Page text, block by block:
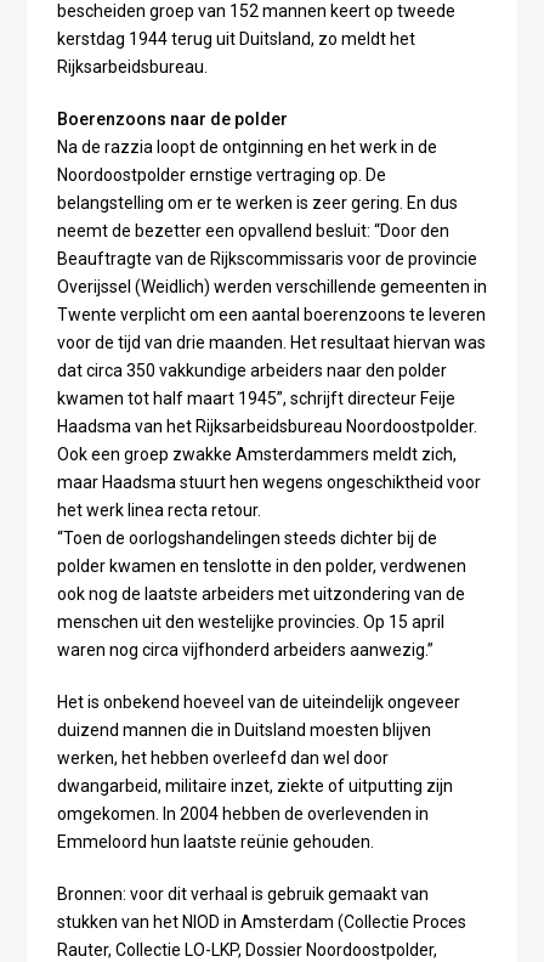
bescheiden groep van 152 mannen keert op tweede
kerstdag 1944 terug uit Duitsland, zo meldt het
Rijksarbeidsbureau.
Boerenzoons naar de polder
Na de razzia loopt de ontginning en het werk in de
Noordoostpolder ernstige vertraging op. De
belangstelling om er te werken is zeer gering. En dus
neemt de bezetter een opvallend besluit: “Door den
Beauftragte van de Rijkscommissaris voor de provincie
Overijssel (Weidlich) werden verschillende gemeenten in
Twente verplicht om een aantal boerenzoons te leveren
voor de tijd van drie maanden. Het resultaat hiervan was
dat circa 350 vakkundige arbeiders naar den polder
kwamen tot half maart 1945”, schrijft directeur Feije
Haadsma van het Rijksarbeidsbureau Noordoostpolder.
Ook een groep zwakke Amsterdammers meldt zich,
maar Haadsma stuurt hen wegens ongeschiktheid voor
het werk linea recta retour.
“Toen de oorlogshandelingen steeds dichter bij de
polder kwamen en tenslotte in den polder, verdwenen
ook nog de laatste arbeiders met uitzondering van de
menschen uit den westelijke provincies. Op 15 april
waren nog circa vijfhonderd arbeiders aanwezig.”
Het is onbekend hoeveel van de uiteindelijk ongeveer
duizend mannen die in Duitsland moesten blijven
werken, het hebben overleefd dan wel door
dwangarbeid, militaire inzet, ziekte of uitputting zijn
omgekomen. In 2004 hebben de overlevenden in
Emmeloord hun laatste reünie gehouden.
Bronnen: voor dit verhaal is gebruik gemaakt van
stukken van het NIOD in Amsterdam (Collectie Proces
Rauter, Collectie LO-LKP, Dossier Noordoostpolder,